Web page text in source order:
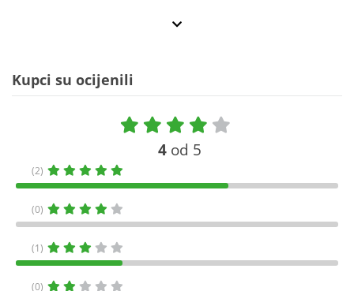
Kupci su ocijenili
4 od 5
(2)
(0)
(1)
(0)